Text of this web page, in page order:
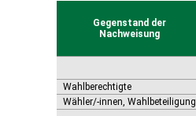
Farnstädt
Finneland
Freyburg (Unstrut), Stadt
Gardelegen, Hansestadt
Gegenstand der
Nachweisung
Wahlberechtigte
Wähler/-innen, Wahlbeteiligung